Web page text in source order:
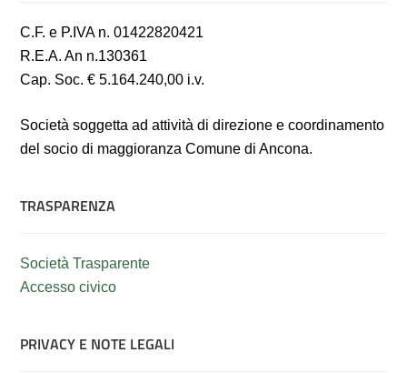
C.F. e P.IVA n. 01422820421
R.E.A. An n.130361
Cap. Soc. € 5.164.240,00 i.v.
Società soggetta ad attività di direzione e coordinamento
del socio di maggioranza Comune di Ancona.
TRASPARENZA
Società Trasparente
Accesso civico
PRIVACY E NOTE LEGALI